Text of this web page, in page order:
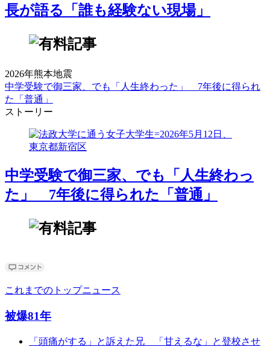
長が語る「誰も経験ない現場」
2026年熊本地震
中学受験で御三家、でも「人生終わった」 7年後に得られ
た「普通」
ストーリー
中学受験で御三家、でも「人生終わっ
た」 7年後に得られた「普通」
これまでのトップニュース
被爆81年
「頭痛がする」と訴えた兄 「甘えるな」と登校させ